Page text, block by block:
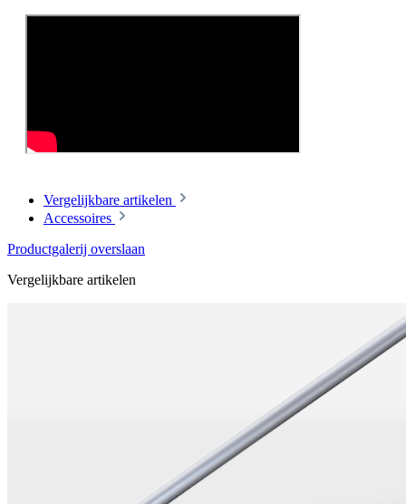
Vergelijkbare artikelen
Accessoires
Productgalerij overslaan
Vergelijkbare artikelen